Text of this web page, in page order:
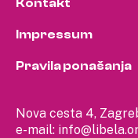
Nova cesta 4,
e-mail:
Kontakt
Impressum
Pravila ponašanja